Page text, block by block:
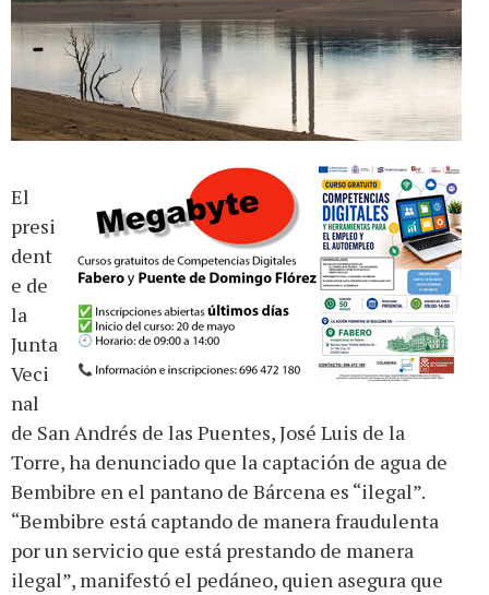
El
presi
dent
e de
la
Junta
Veci
nal
de San Andrés de las Puentes, José Luis de la
Torre, ha denunciado que la captación de agua de
Bembibre en el pantano de Bárcena es “ilegal”.
“Bembibre está captando de manera fraudulenta
por un servicio que está prestando de manera
ilegal”, manifestó el pedáneo, quien asegura que